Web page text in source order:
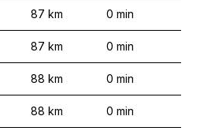
87 km 0 min
87 km 0 min
88 km 0 min
88 km 0 min